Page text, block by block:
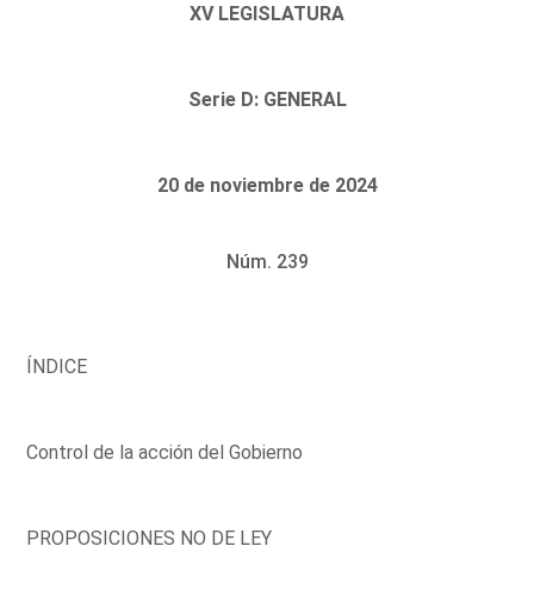
XV LEGISLATURA
Serie D: GENERAL
20 de noviembre de 2024
Núm. 239
ÍNDICE
Control de la acción del Gobierno
PROPOSICIONES NO DE LEY